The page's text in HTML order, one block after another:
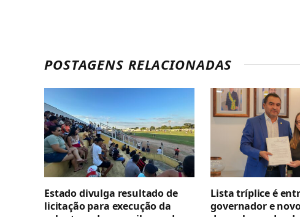
POSTAGENS RELACIONADAS
Estado divulga resultado de
licitação para execução da
Lista tríplice é
governador e